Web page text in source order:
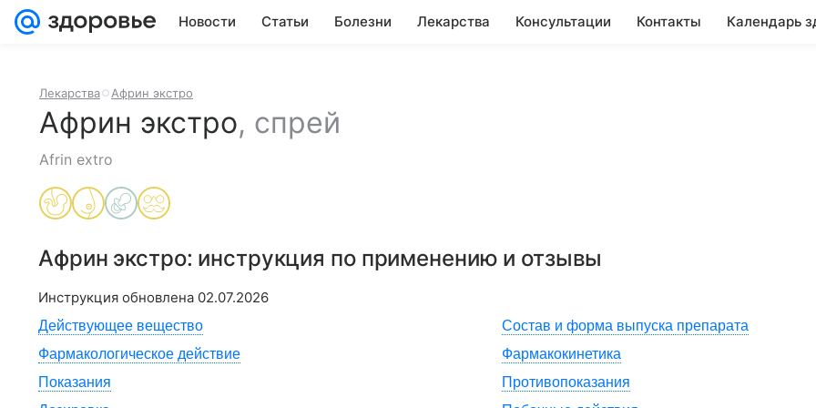
Новости Статьи Болезни Лекарства Консультации Контакты Календарь
Лекарства Африн экстро
Африн экстро, спрей
Afrin extro
Африн экстро: инструкция по применению и отзывы
Инструкция обновлена 02.07.2026
Действующее вещество
Состав и форма выпуска препарата
Фармакологическое действие
Фармакокинетика
Показания
Противопоказания